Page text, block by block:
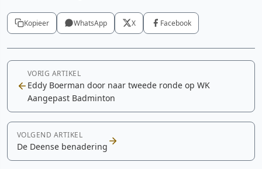
Kopieer WhatsApp X Facebook
VORIG ARTIKEL
Eddy Boerman door naar tweede ronde op WK
Aangepast Badminton
VOLGEND ARTIKEL
De Deense benadering